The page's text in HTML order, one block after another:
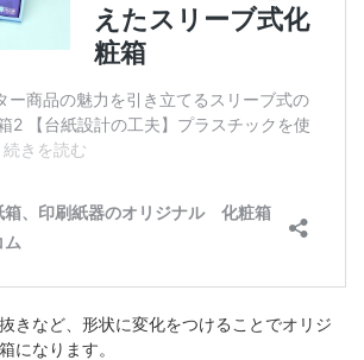
きなど、形状に変化をつけることでオリジ
になります。